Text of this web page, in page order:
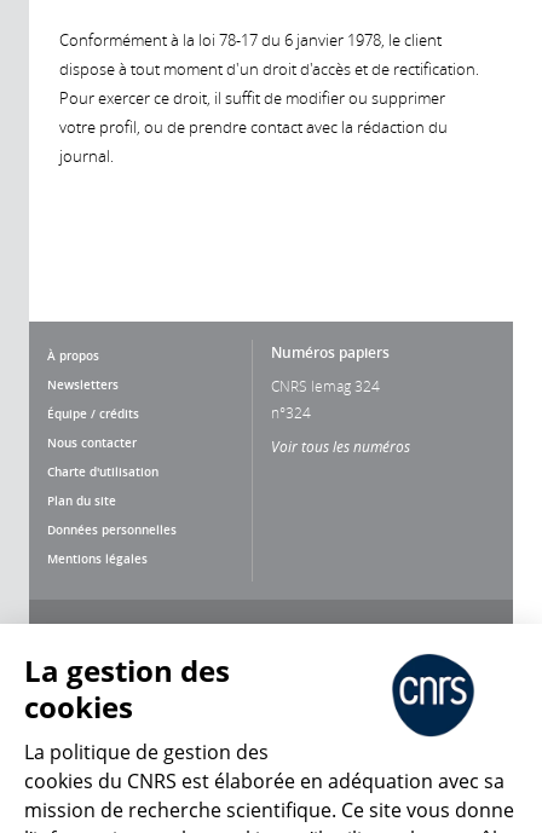
Conformément à la loi 78-17 du 6 janvier 1978, le client
dispose à tout moment d'un droit d'accès et de rectification.
Pour exercer ce droit, il suffit de modifier ou supprimer
votre profil, ou de prendre contact avec la rédaction du
journal.
À propos
Newsletters
Équipe / crédits
Nous contacter
Charte d'utilisation
Plan du site
Données personnelles
Mentions légales
Numéros papiers
CNRS lemag 324
n°324
Voir tous les numéros
CNRS Le Mag
La gestion des
cookies
La politique de gestion des
cookies du CNRS est élaborée en adéquation avec sa
mission de recherche scientifique. Ce site vous donne